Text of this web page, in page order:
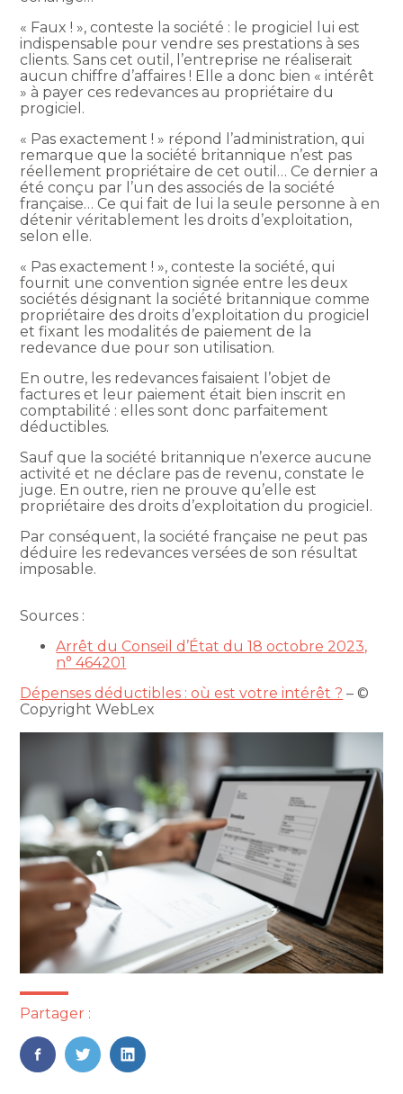
« Faux ! », conteste la société : le progiciel lui est
indispensable pour vendre ses prestations à ses
clients. Sans cet outil, l’entreprise ne réaliserait
aucun chiffre d’affaires ! Elle a donc bien « intérêt
» à payer ces redevances au propriétaire du
progiciel.
« Pas exactement ! » répond l’administration, qui
remarque que la société britannique n’est pas
réellement propriétaire de cet outil… Ce dernier a
été conçu par l’un des associés de la société
française… Ce qui fait de lui la seule personne à en
détenir véritablement les droits d’exploitation,
selon elle.
« Pas exactement ! », conteste la société, qui
fournit une convention signée entre les deux
sociétés désignant la société britannique comme
propriétaire des droits d’exploitation du progiciel
et fixant les modalités de paiement de la
redevance due pour son utilisation.
En outre, les redevances faisaient l’objet de
factures et leur paiement était bien inscrit en
comptabilité : elles sont donc parfaitement
déductibles.
Sauf que la société britannique n’exerce aucune
activité et ne déclare pas de revenu, constate le
juge. En outre, rien ne prouve qu’elle est
propriétaire des droits d’exploitation du progiciel.
Par conséquent, la société française ne peut pas
déduire les redevances versées de son résultat
imposable.
Sources :
Arrêt du Conseil d’État du 18 octobre 2023,
n° 464201
Dépenses déductibles : où est votre intérêt ? – ©
Copyright WebLex
Partager :
FaceBook
TwitterLinkedIn